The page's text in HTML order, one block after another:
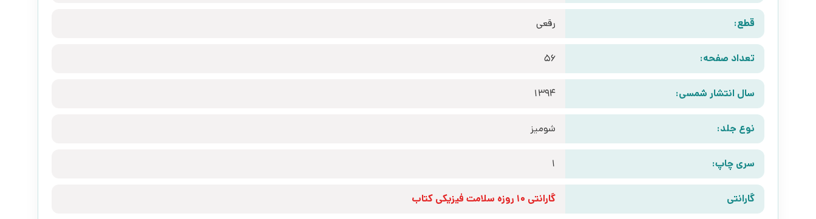
قطع: رقعی
تعداد صفحه: 56
سال انتشار شمسی: 1394
نوع جلد: شومیز
سری چاپ: 1
گارانتی گارانتی 10 روزه سلامت فیزیکی کتاب